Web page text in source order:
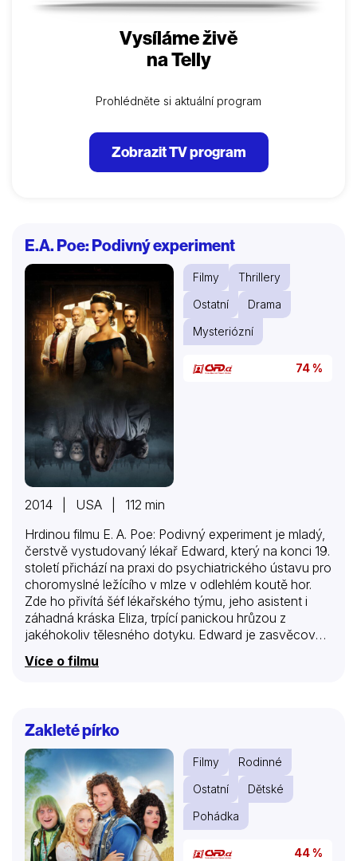
Vysíláme živě
na Telly
Prohlédněte si aktuální program
Zobrazit TV program
E.A. Poe: Podivný experiment
Filmy
Thrillery
Ostatní
Drama
Mysteriózní
74 %
2014 | USA | 112 min
Hrdinou filmu E. A. Poe: Podivný experiment je mladý,
čerstvě vystudovaný lékař Edward, který na konci 19.
století přichází na praxi do psychiatrického ústavu pro
choromyslné ležícího v mlze v odlehlém koutě hor.
Zde ho přivítá šéf lékařského týmu, jeho asistent i
záhadná kráska Eliza, trpící panickou hrůzou z
jakéhokoliv tělesného dotyku. Edward je zasvěcován
do zdejších léčebných metod a je v šoku. Dr. Lamb je
příkladem osvíceného přístupu, vůči bláznům je
šťastného koně?“ Ovšem děsivá a hrůzu nahánějící
„léčba“, jíž byli na konci 19. století duševně nemocní
běžně vystavováni, je přítomna i zde: věznění,
spoutávání, proudy ledové vody a…
Více o filmu
Zakleté pírko
Filmy
Rodinné
Ostatní
Dětské
Pohádka
44 %